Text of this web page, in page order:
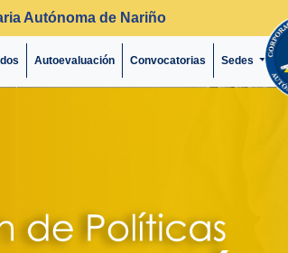
Autónoma de Nariño
Autoevaluación Convocatorias (current)
Sedes